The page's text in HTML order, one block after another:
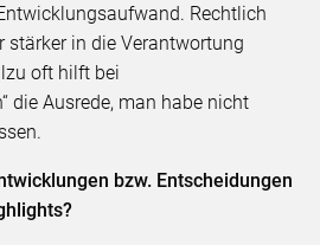
Rechtlich
stärker in die Verantwortung
oft hilft bei
die Ausrede, man habe nicht
bzw. Entscheidungen